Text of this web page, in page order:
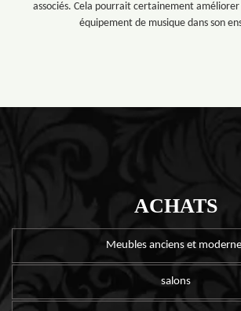
associés. Cela pourrait certainement
équipement de musique dans son
ACHATS
Meubles anciens et
salons